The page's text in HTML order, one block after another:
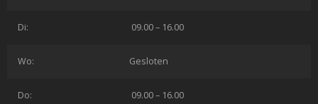
Di: 09.00 – 16.00
Wo: Gesloten
Do: 09.00 – 16.00